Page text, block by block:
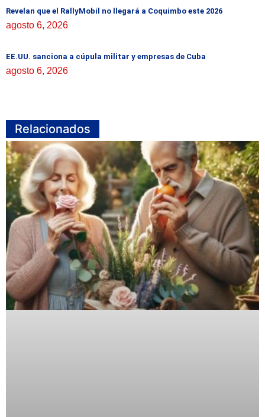
Revelan que el RallyMobil no llegará a Coquimbo este 2026
agosto 6, 2026
EE.UU. sanciona a cúpula militar y empresas de Cuba
agosto 6, 2026
Relacionados